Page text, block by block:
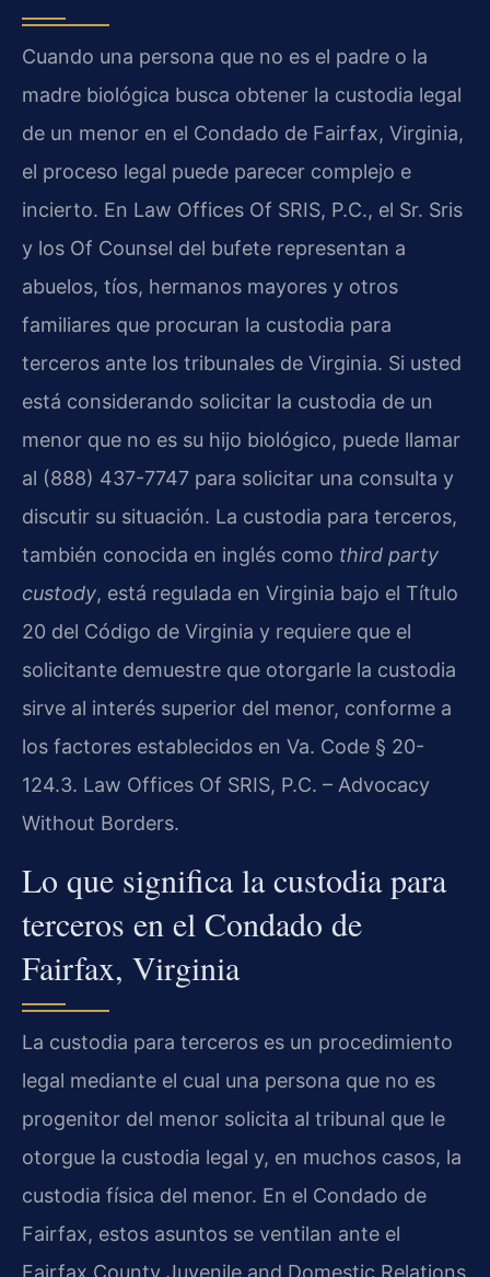
Cuando una persona que no es el padre o la
madre biológica busca obtener la custodia legal
de un menor en el Condado de Fairfax, Virginia,
el proceso legal puede parecer complejo e
incierto. En Law Offices Of SRIS, P.C., el Sr. Sris
y los Of Counsel del bufete representan a
abuelos, tíos, hermanos mayores y otros
familiares que procuran la custodia para
terceros ante los tribunales de Virginia. Si usted
está considerando solicitar la custodia de un
menor que no es su hijo biológico, puede llamar
al (888) 437-7747 para solicitar una consulta y
discutir su situación. La custodia para terceros,
también conocida en inglés como third party
custody, está regulada en Virginia bajo el Título
20 del Código de Virginia y requiere que el
solicitante demuestre que otorgarle la custodia
sirve al interés superior del menor, conforme a
los factores establecidos en Va. Code § 20-
124.3. Law Offices Of SRIS, P.C. – Advocacy
Without Borders.
Lo que significa la custodia para
terceros en el Condado de
Fairfax, Virginia
La custodia para terceros es un procedimiento
legal mediante el cual una persona que no es
progenitor del menor solicita al tribunal que le
otorgue la custodia legal y, en muchos casos, la
custodia física del menor. En el Condado de
Fairfax, estos asuntos se ventilan ante el
Fairfax County Juvenile and Domestic Relations